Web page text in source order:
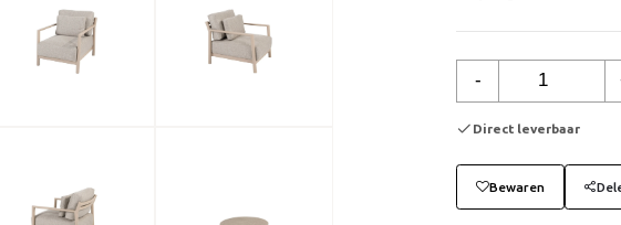
-
Direct leverbaar
Bewaren